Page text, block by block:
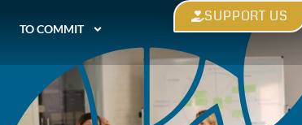
TO COMMIT
SUPPORT US